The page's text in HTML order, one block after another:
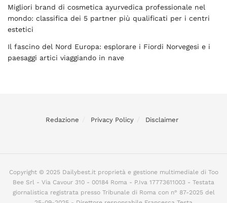
Migliori brand di cosmetica ayurvedica professionale nel
mondo: classifica dei 5 partner più qualificati per i centri
estetici
Il fascino del Nord Europa: esplorare i Fiordi Norvegesi e i
paesaggi artici viaggiando in nave
Redazione Privacy Policy Disclaimer
Copyright © 2025 Dailybest.it proprietà e gestione multimediale di Too
Bee Srl - Via Cavour 310 - 00184 Roma - P.Iva 17773611003 - Testata
giornalistica registrata presso Tribunale di Roma con n° 87-2025 del